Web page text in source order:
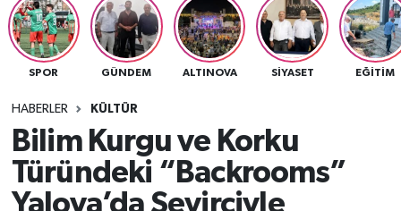
SPOR GÜNDEM ALTINOVA SİYASET EĞİTİM
HABERLER KÜLTÜR
Bilim Kurgu ve Korku
Türündeki “Backrooms”
Yalova’da Seyirciyle
KÜLTÜR
BİLİM VE TEKNOLOJİ
ASAYİŞ
Yalova Trafik Yoğunluk Haritası
Tüm Manşetler
Son Dakika Haberleri